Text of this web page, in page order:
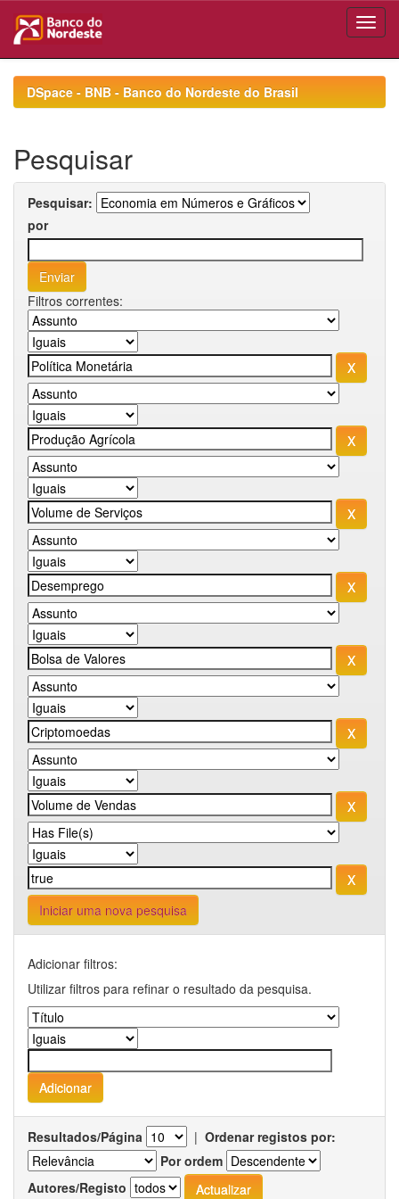
navigationDSpace - BNB - Banco do Nordeste do Brasil
Pesquisar
Pesquisar:
por
Filtros correntes:
Iniciar uma nova pesquisa
Adicionar filtros:
Utilizar filtros para refinar o resultado da pesquisa.
Resultados/Página | Ordenar registos por:
Por ordem
Autores/Registo